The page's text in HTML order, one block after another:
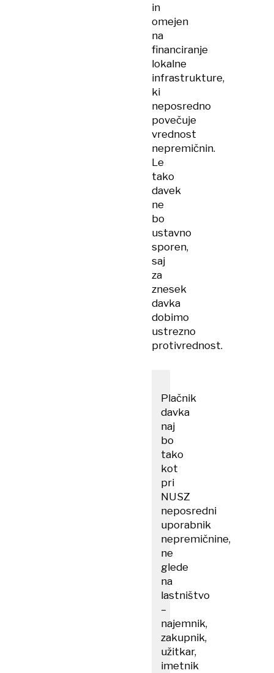
in
omejen
na
financiranje
lokalne
infrastrukture,
ki
neposredno
povečuje
vrednost
nepremičnin.
Le
tako
davek
ne
bo
ustavno
sporen,
saj
za
znesek
davka
dobimo
ustrezno
protivrednost.
Plačnik
davka
naj
bo
tako
kot
pri
NUSZ
neposredni
uporabnik
nepremičnine,
ne
glede
na
lastništvo
–
najemnik,
zakupnik,
užitkar,
imetnik